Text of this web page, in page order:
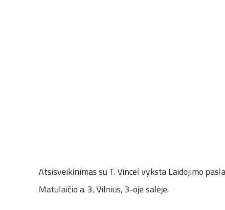
Atsisveikinimas su T. Vincel vyksta Laidojimo
Matulaičio a. 3, Vilnius, 3-oje salėje.